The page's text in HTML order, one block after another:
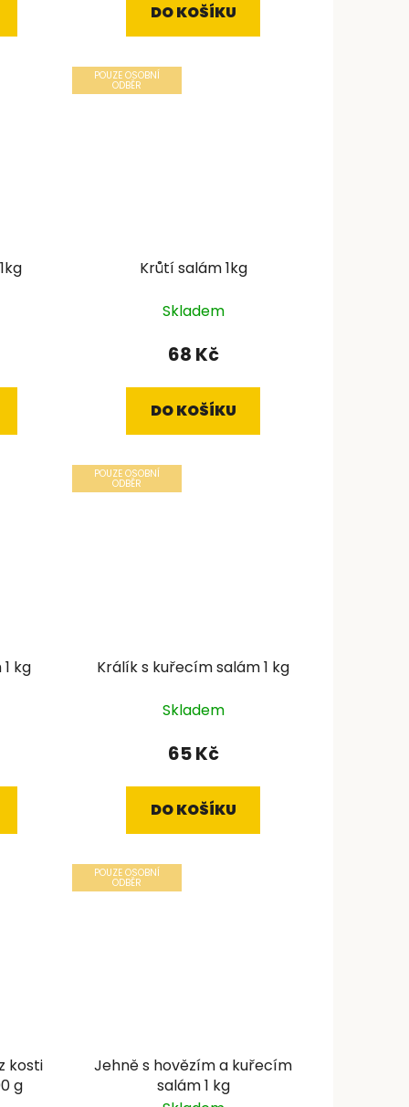
DO KOŠÍKU
POUZE OSOBNÍ
ODBĚR
Krůtí salám 1kg
Skladem
68 Kč
DO KOŠÍKU
kg
POUZE OSOBNÍ
ODBĚR
Králík s kuřecím salám 1 kg
Skladem
65 Kč
DO KOŠÍKU
kosti
g
POUZE OSOBNÍ
ODBĚR
Jehně s hovězím a kuřecím
salám 1 kg